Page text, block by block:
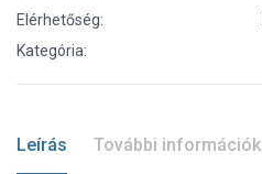
Elérhetőség:
Kategória:
Leírás További információk